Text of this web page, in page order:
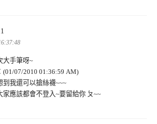
示:
大手筆呀~
(01/07/2010 01:36:59 AM)
到我還可以搶絲襪~~~
家應該都會不登入~要留給你 ㄆ~~